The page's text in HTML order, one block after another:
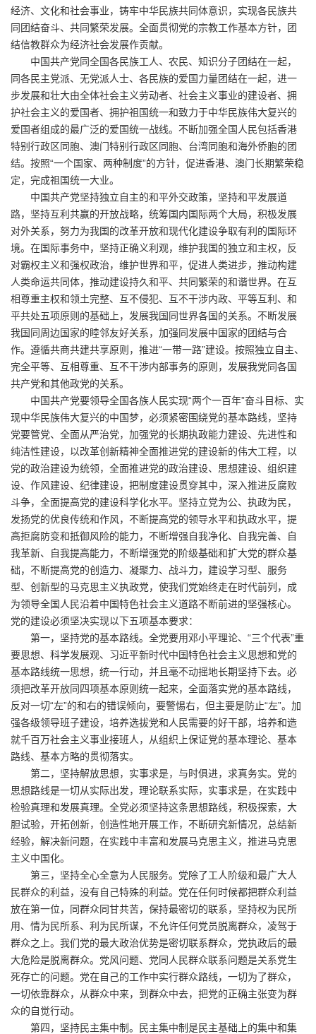
经济、文化和社会事业，铸牢中华民族共同体意识，实现各民族共
同团结奋斗、共同繁荣发展。全面贯彻党的宗教工作基本方针，团
结信教群众为经济社会发展作贡献。
中国共产党同全国各民族工人、农民、知识分子团结在一起，
同各民主党派、无党派人士、各民族的爱国力量团结在一起，进一
步发展和壮大由全体社会主义劳动者、社会主义事业的建设者、拥
护社会主义的爱国者、拥护祖国统一和致力于中华民族伟大复兴的
爱国者组成的最广泛的爱国统一战线。不断加强全国人民包括香港
特别行政区同胞、澳门特别行政区同胞、台湾同胞和海外侨胞的团
结。按照“一个国家、两种制度”的方针，促进香港、澳门长期繁荣稳
定，完成祖国统一大业。
中国共产党坚持独立自主的和平外交政策，坚持和平发展道
路，坚持互利共赢的开放战略，统筹国内国际两个大局，积极发展
对外关系，努力为我国的改革开放和现代化建设争取有利的国际环
境。在国际事务中，坚持正确义利观，维护我国的独立和主权，反
对霸权主义和强权政治，维护世界和平，促进人类进步，推动构建
人类命运共同体，推动建设持久和平、共同繁荣的和谐世界。在互
相尊重主权和领土完整、互不侵犯、互不干涉内政、平等互利、和
平共处五项原则的基础上，发展我国同世界各国的关系。不断发展
我国同周边国家的睦邻友好关系，加强同发展中国家的团结与合
作。遵循共商共建共享原则，推进“一带一路”建设。按照独立自主、
完全平等、互相尊重、互不干涉内部事务的原则，发展我党同各国
共产党和其他政党的关系。
中国共产党要领导全国各族人民实现“两个一百年”奋斗目标、实
现中华民族伟大复兴的中国梦，必须紧密围绕党的基本路线，坚持
党要管党、全面从严治党，加强党的长期执政能力建设、先进性和
纯洁性建设，以改革创新精神全面推进党的建设新的伟大工程，以
党的政治建设为统领，全面推进党的政治建设、思想建设、组织建
设、作风建设、纪律建设，把制度建设贯穿其中，深入推进反腐败
斗争，全面提高党的建设科学化水平。坚持立党为公、执政为民，
发扬党的优良传统和作风，不断提高党的领导水平和执政水平，提
高拒腐防变和抵御风险的能力，不断增强自我净化、自我完善、自
我革新、自我提高能力，不断增强党的阶级基础和扩大党的群众基
础，不断提高党的创造力、凝聚力、战斗力，建设学习型、服务
型、创新型的马克思主义执政党，使我们党始终走在时代前列，成
为领导全国人民沿着中国特色社会主义道路不断前进的坚强核心。
党的建设必须坚决实现以下五项基本要求：
第一，坚持党的基本路线。全党要用邓小平理论、“三个代表”重
要思想、科学发展观、习近平新时代中国特色社会主义思想和党的
基本路线统一思想，统一行动，并且毫不动摇地长期坚持下去。必
须把改革开放同四项基本原则统一起来，全面落实党的基本路线，
反对一切“左”的和右的错误倾向，要警惕右，但主要是防止“左”。加
强各级领导班子建设，培养选拔党和人民需要的好干部，培养和造
就千百万社会主义事业接班人，从组织上保证党的基本理论、基本
路线、基本方略的贯彻落实。
第二，坚持解放思想，实事求是，与时俱进，求真务实。党的
思想路线是一切从实际出发，理论联系实际，实事求是，在实践中
检验真理和发展真理。全党必须坚持这条思想路线，积极探索，大
胆试验，开拓创新，创造性地开展工作，不断研究新情况，总结新
经验，解决新问题，在实践中丰富和发展马克思主义，推进马克思
主义中国化。
第三，坚持全心全意为人民服务。党除了工人阶级和最广大人
民群众的利益，没有自己特殊的利益。党在任何时候都把群众利益
放在第一位，同群众同甘共苦，保持最密切的联系，坚持权为民所
用、情为民所系、利为民所谋，不允许任何党员脱离群众，凌驾于
群众之上。我们党的最大政治优势是密切联系群众，党执政后的最
大危险是脱离群众。党风问题、党同人民群众联系问题是关系党生
死存亡的问题。党在自己的工作中实行群众路线，一切为了群众，
一切依靠群众，从群众中来，到群众中去，把党的正确主张变为群
众的自觉行动。
第四，坚持民主集中制。民主集中制是民主基础上的集中和集